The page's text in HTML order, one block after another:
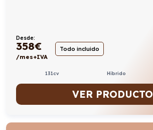
Desde:
358€
/mes+IVA
Todo incluido
131cv Híbrido
VER PRODUCTO